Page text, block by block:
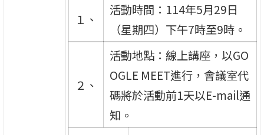
１、
活動時間：114年5月29日
（星期四）下午7時至9時。
２、
活動地點：線上講座，以GO
OGLE MEET進行，會議室代
碼將於活動前1天以E-mail通
知。